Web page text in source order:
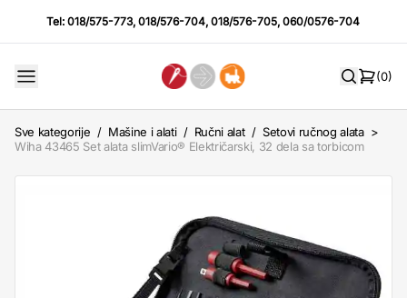
Tel:018/575-773,018/576-704,018/576-705,060/0576-704
(0)
Sve kategorije / Mašine i alati / Ručni alat / Setovi ručnog alata >
Wiha 43465 Set alata slimVario® Električarski, 32 dela sa torbicom